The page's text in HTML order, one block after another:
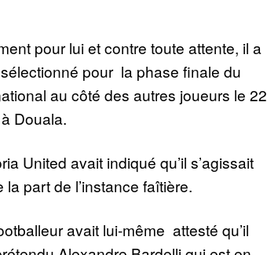
pour lui et contre toute attente, il a
pour la phase finale du
au côté des autres joueurs le 22
Douala.
United avait indiqué qu’il s’agissait
la part de l’instance faîtière.
avait lui-même attesté qu’il